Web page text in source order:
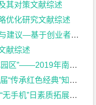
其对策文献综述
优化研究文献综述
于创业者视角文献综述
献综述
圾分类环保公益周活动策划方案文献综述
识竞赛活动策划方案文献综述
拓展活动策划方案文献综述